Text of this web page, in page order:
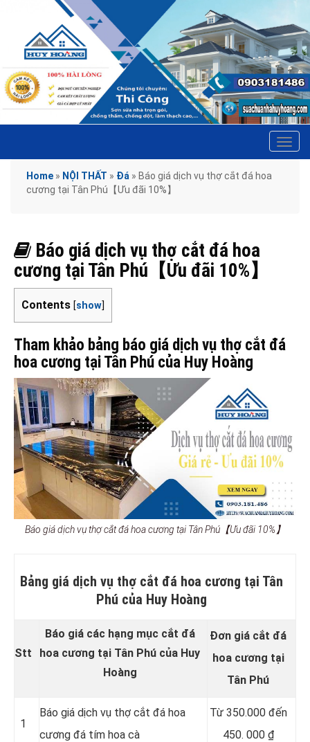
Home » NỘI THẤT » Đá » Báo giá dịch vụ thợ cắt đá hoa
cương tại Tân Phú【Ưu đãi 10%】
Báo giá dịch vụ thợ cắt đá hoa
cương tại Tân Phú【Ưu đãi 10%】
Contents [show]
Tham khảo bảng báo giá dịch vụ thợ cắt đá
hoa cương tại Tân Phú của Huy Hoàng
Báo giá dịch vụ thợ cắt đá hoa cương tại Tân Phú【Ưu đãi 10%】
Bảng giá dịch vụ thợ cắt đá hoa cương tại Tân
Phú của Huy Hoàng
Stt
Báo giá các hạng mục cắt đá
hoa cương tại Tân Phú của Huy
Hoàng
Đơn giá cắt đá
hoa cương tại
Tân Phú
1
Báo giá dịch vụ thợ cắt đá hoa
cương đá tím hoa cà
Từ350.000 đến
450. 000 ₫